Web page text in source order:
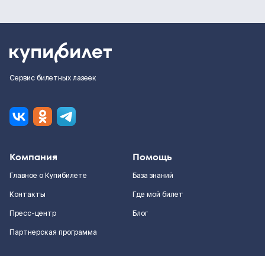
Сервис билетных лазеек
Компания
Главное о Купибилете
Контакты
Пресс-центр
Партнерская программа
Помощь
База знаний
Где мой билет
Блог